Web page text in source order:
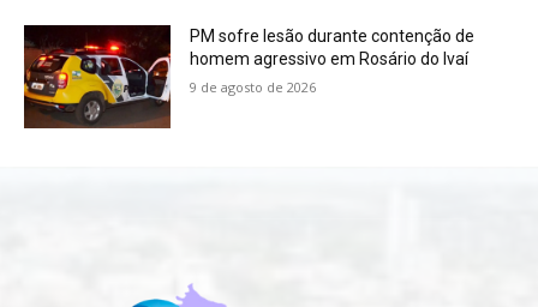
PM sofre lesão durante contenção de
homem agressivo em Rosário do Ivaí
9 de agosto de 2026